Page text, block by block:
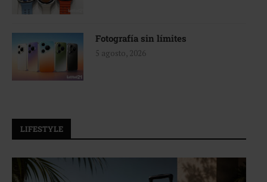
Fotografía sin límites
5 agosto, 2026
LIFESTYLE